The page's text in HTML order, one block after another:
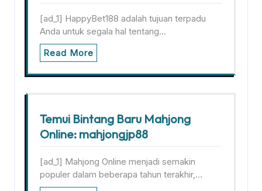
[ad_1] HappyBet188 adalah tujuan terpadu
Anda untuk segala hal tentang…
Read More
Temui Bintang Baru Mahjong
Online: mahjongjp88
[ad_1] Mahjong Online menjadi semakin
populer dalam beberapa tahun terakhir,…